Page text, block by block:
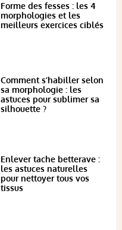
Forme des fesses : les 4
morphologies et les
meilleurs exercices ciblés
Comment s’habiller selon
sa morphologie : les
astuces pour sublimer sa
silhouette ?
Enlever tache betterave :
les astuces naturelles
pour nettoyer tous vos
tissus